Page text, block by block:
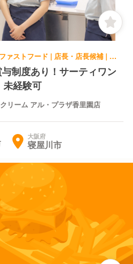
パティスリー・ケーキ屋, ファストフード | 店長・店長候補 | サーティワンアイスクリーム アル・プラザ香里園店
制度あり！サーティワン
未経験可
リーム アル・プラザ香里園店
大阪府
寝屋川市